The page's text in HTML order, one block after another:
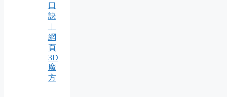
口
訣
︱
網
頁
3D
魔
方